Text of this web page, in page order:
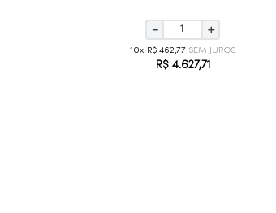
＋
－
10 R$ 462,77
R$ 4.627,71